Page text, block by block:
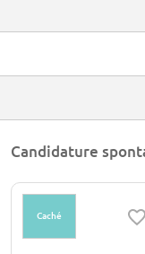
Candidature
Caché